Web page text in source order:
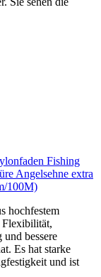
Fishing
Angelsehne extra
100M)
hochfestem
Flexibilität,
bessere
Es hat starke
und ist